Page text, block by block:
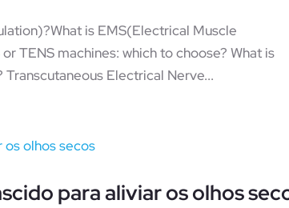
is EMS(Electrical Muscle
TENS machines: which to choose? What is
Electrical Nerve...
para aliviar os olhos